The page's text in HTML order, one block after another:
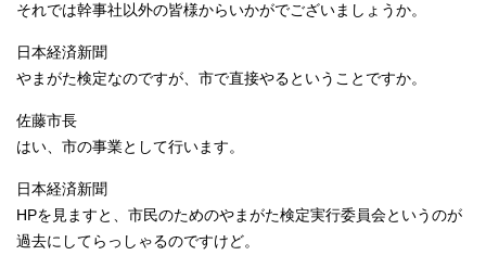
それでは幹事社以外の皆様からいかがでございましょうか。
日本経済新聞
やまがた検定なのですが、市で直接やるということですか。
佐藤市長
はい、市の事業として行います。
日本経済新聞
HPを見ますと、市民のためのやまがた検定実行委員会というのが
過去にしてらっしゃるのですけど。